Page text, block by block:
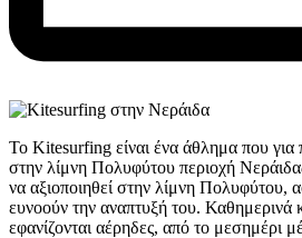
To Kitesurfing είναι ένα άθλημα που
στην λίμνη Πολυφύτου περιοχή
να αξιοποιηθεί στην λίμνη Πολυφύτου,
ευνοούν την αναπτυξή του. Καθημερινά
εφανίζονται αέρηδες, από το μεσημέρι